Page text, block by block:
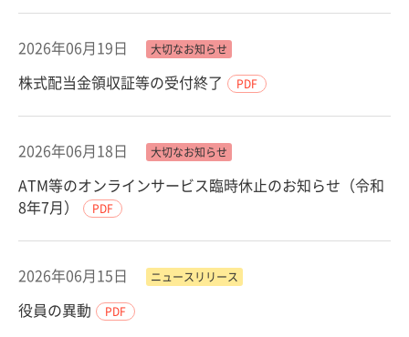
2026年06月19日 大切なお知らせ
株式配当金領収証等の受付終了 PDF
2026年06月18日 大切なお知らせ
ATM等のオンラインサービス臨時休止のお知らせ（令和
8年7月）
PDF
2026年06月15日 ニュースリリース
役員の異動 PDF